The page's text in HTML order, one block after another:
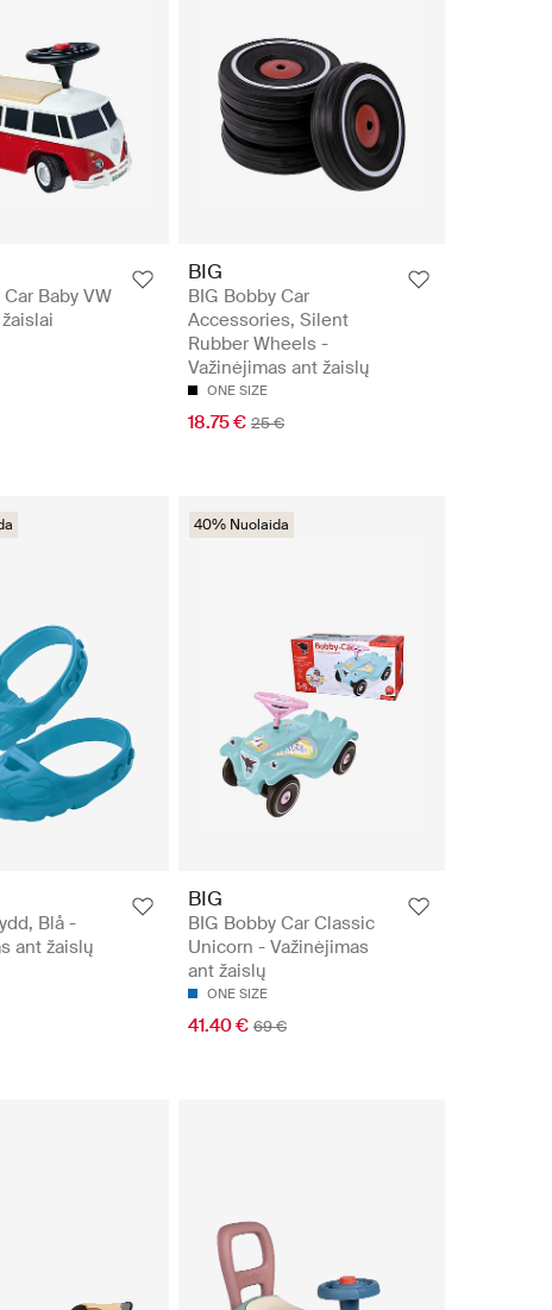
Baby VW
BIG
BIG Bobby Car
Accessories, Silent
Rubber Wheels -
Važinėjimas ant žaislų
ONE SIZE
18.75 € 25 €
Blå -
ant žaislų
40% Nuolaida
BIG
BIG Bobby Car Classic
Unicorn - Važinėjimas
ant žaislų
ONE SIZE
41.40 € 69 €